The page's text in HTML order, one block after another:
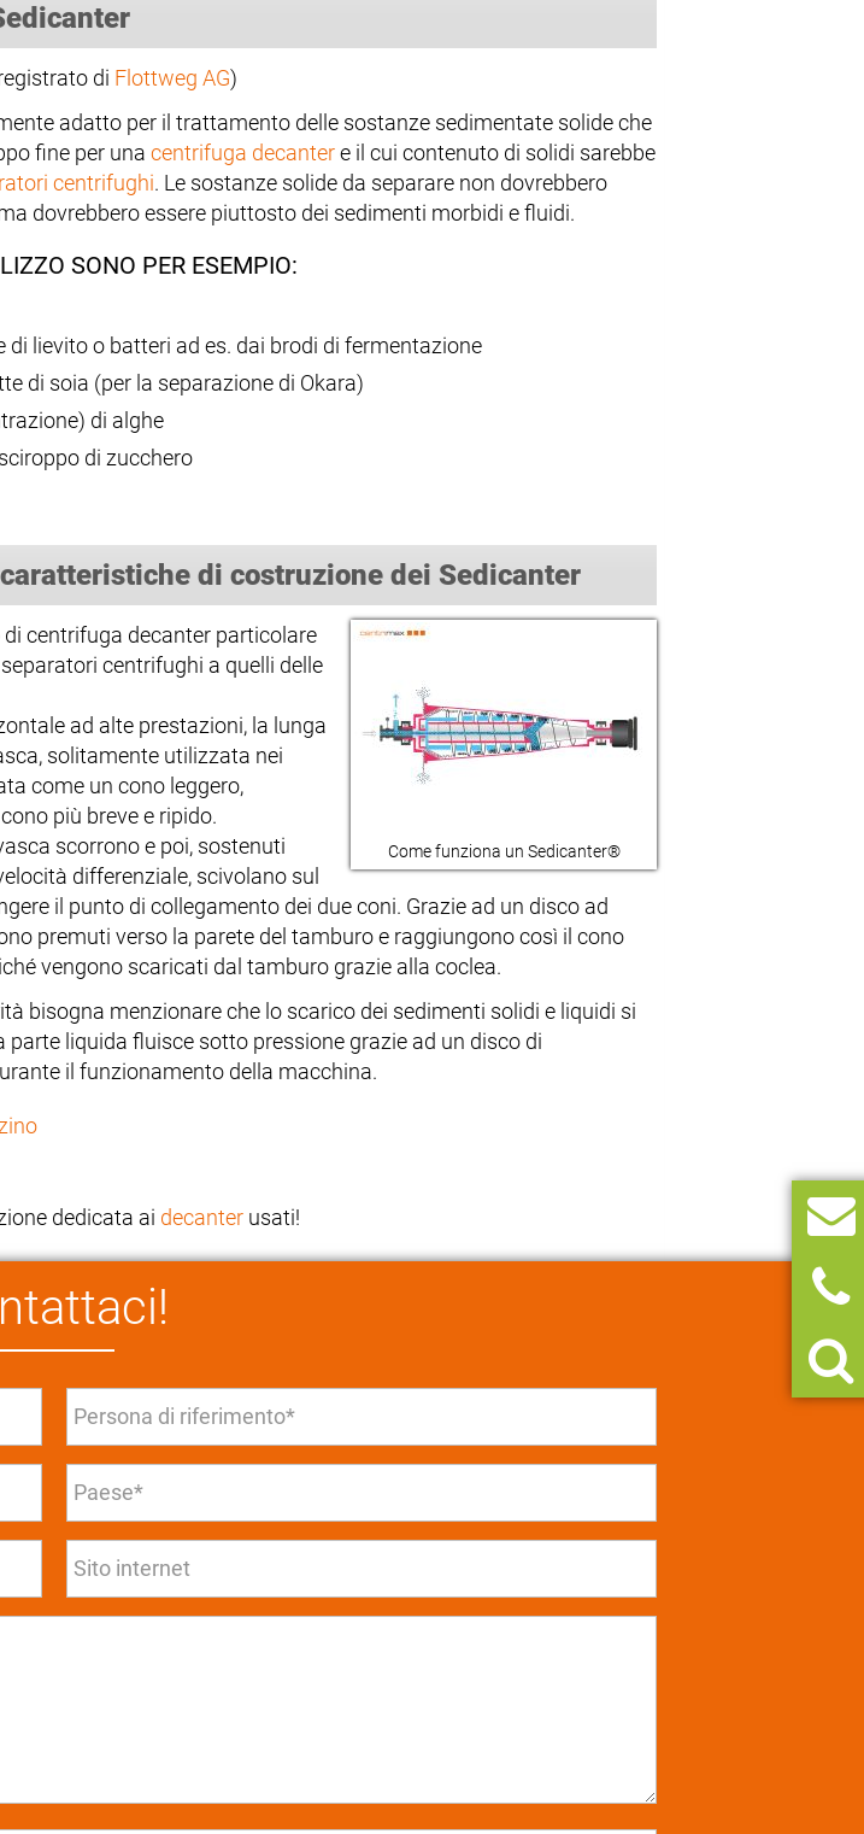
di Flottweg AG)
adatto per il trattamento delle sostanze sedimentate solide che
fine per una centrifuga decantere il cui contenuto di solidi sarebbe
centrifughi. Le sostanze solide da separare non dovrebbero
dovrebbero essere piuttosto dei sedimenti morbidi e fluidi.
SONO PER ESEMPIO:
di lievito o batteri ad es. dai brodi di fermentazione
di soia (per la separazione di Okara)
di alghe
di zucchero
di costruzione dei Sedicanter
Come funziona un Sedicanter®
centrifuga decanter particolare
centrifughi a quelli delle
ad alte prestazioni, la lunga
solitamente utilizzata nei
come un cono leggero,
più breve e ripido.
scorrono e poi, sostenuti
differenziale, scivolano sul
il punto di collegamento dei due coni. Grazie ad un disco ad
premuti verso la parete del tamburo e raggiungono così il cono
vengono scaricati dal tamburo grazie alla coclea.
bisogna menzionare che lo scarico dei sedimenti solidi e liquidi si
parte liquida fluisce sotto pressione grazie ad un disco di
il funzionamento della macchina.
dedicata ai decanter usati!